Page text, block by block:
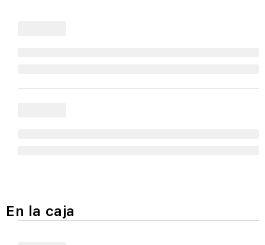
En la caja